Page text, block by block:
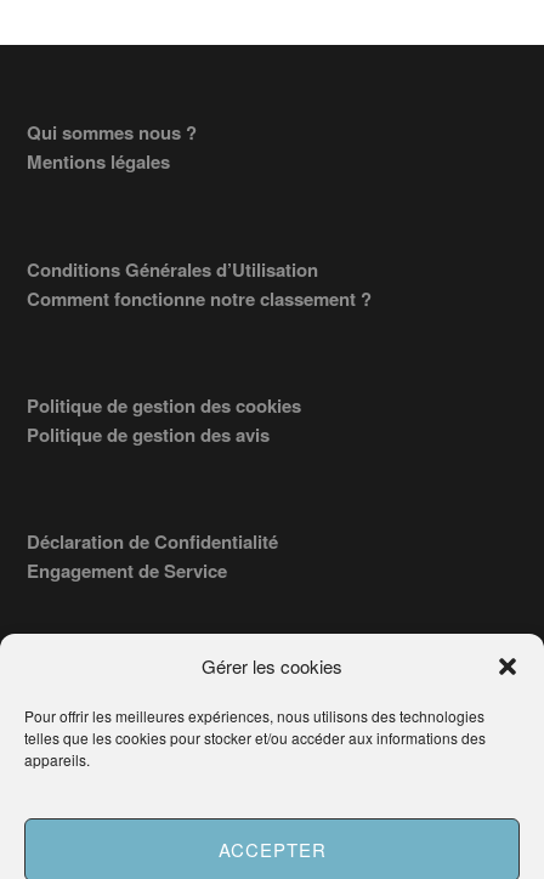
Gérer les cookies
Pour offrir les meilleures expériences, nous utilisons des technologies
telles que les cookies pour stocker et/ou accéder aux informations des
appareils.
ACCEPTER
Footer
Qui sommes nous ?
Mentions légales
Conditions Générales d’Utilisation
Comment fonctionne notre classement ?
Politique de gestion des cookies
Politique de gestion des avis
Déclaration de Confidentialité
Engagement de Service
COPYRIGHT © 2026 · TROUVERVOTREAVOCAT.COM, ÉDITÉ PAR
LA SOCIÉTÉAWATECH- 91, RUE DU FAUBOURG ST HONORÉ
Français